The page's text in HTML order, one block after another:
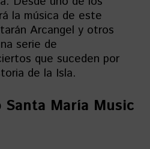
la música de este
Arcangel y otros
serie de
que suceden por
de la Isla.
Santa María Music